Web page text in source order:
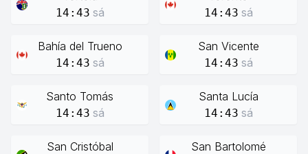
14:43 sá 14:43 sá
Bahía del Trueno
14:43 sá
San Vicente
14:43 sá
Santo Tomás
14:43 sá
Santa Lucía
14:43 sá
San Cristóbal San Bartolomé